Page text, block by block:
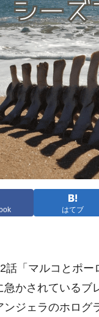
はてブ
「マルコとポー
かされているブ
ジェラのホログ